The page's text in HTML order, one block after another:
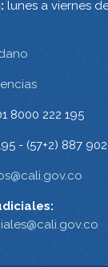
lunes a viernes
8000 222 195
- (57+2) 887